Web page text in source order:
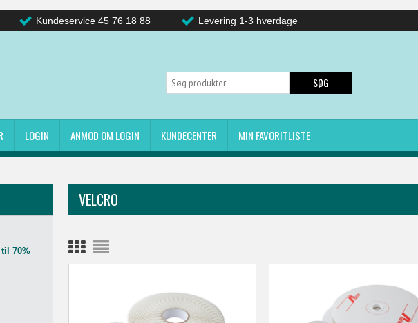
Kundeservice 45 76 18 88 Levering 1-3 hverdage
LOGIN ANMOD OM LOGIN KUNDECENTER MIN FAVORITLISTE
SØG
70%
VELCRO